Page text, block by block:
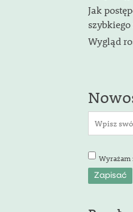
Jak
Wygląd
Wyrażam